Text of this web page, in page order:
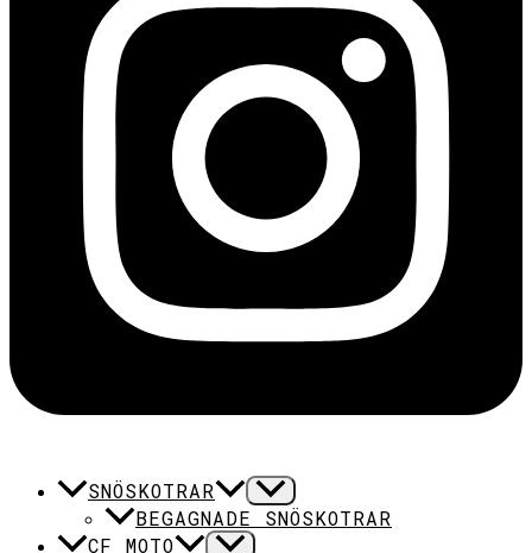
SNÖSKOTRAR
BEGAGNADE SNÖSKOTRAR
CF MOTO